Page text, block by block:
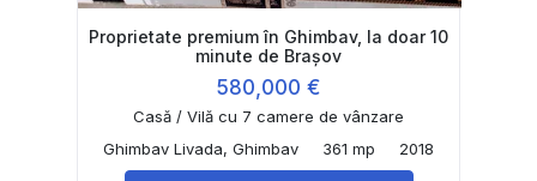
Proprietate premium în Ghimbav, la doar 10
minute de Brașov
580,000 €
Casă / Vilă cu 7 camere de vânzare
Ghimbav Livada, Ghimbav
361 mp 2018